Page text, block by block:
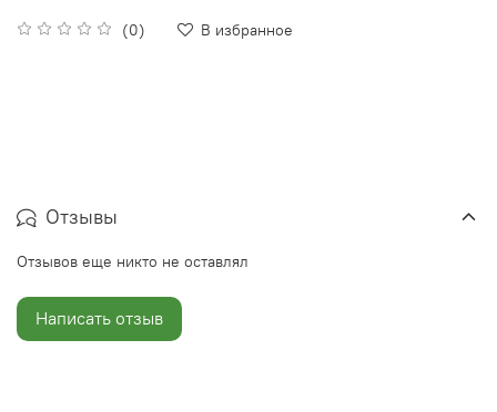
(0) В избранное
Отзывы
Отзывов еще никто не оставлял
Написать отзыв